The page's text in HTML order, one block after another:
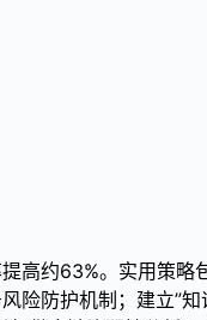
高约63%。实用策略
险防护机制；建立”